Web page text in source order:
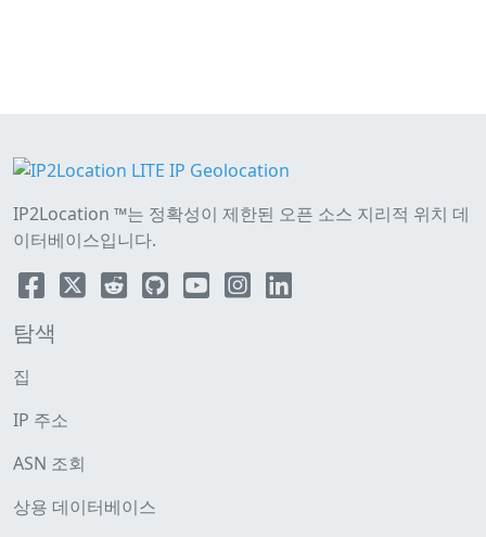
IP2Location ™는 정확성이 제한된 오픈 소스 지리적 위치 데
이터베이스입니다.
탐색
집
IP 주소
ASN 조회
상용 데이터베이스